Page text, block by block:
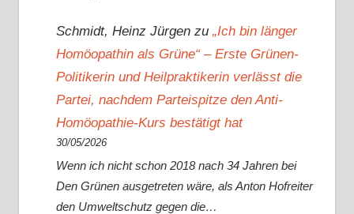
Schmidt, Heinz Jürgenzu „Ich bin länger
Homöopathin als Grüne“ – Erste Grünen-
Politikerin und Heilpraktikerin verlässt die
Partei, nachdem Parteispitze den Anti-
Homöopathie-Kurs bestätigt hat
30/05/2026
Wenn ich nicht schon 2018 nach 34 Jahren bei
Den Grünen ausgetreten wäre, als Anton Hofreiter
den Umweltschutz gegen die…